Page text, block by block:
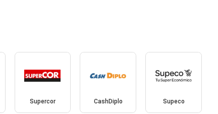
Supercor CashDiplo Supeco